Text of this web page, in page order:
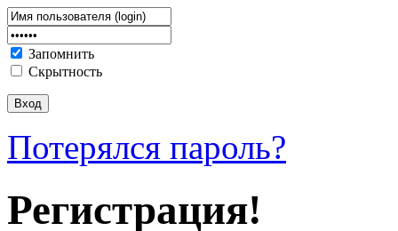
Запомнить
Скрытность
Потерялся пароль?
Регистрация!